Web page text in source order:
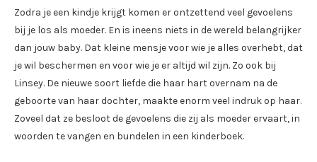
Zodra je een kindje krijgt komen er ontzettend veel gevoelens
bij je los als moeder. En is ineens niets in de wereld belangrijker
dan jouw baby. Dat kleine mensje voor wie je alles overhebt, dat
je wil beschermen en voor wie je er altijd wil zijn. Zo ook bij
Linsey. De nieuwe soort liefde die haar hart overnam na de
geboorte van haar dochter, maakte enorm veel indruk op haar.
Zoveel dat ze besloot de gevoelens die zij als moeder ervaart, in
woorden te vangen en bundelen in een kinderboek.